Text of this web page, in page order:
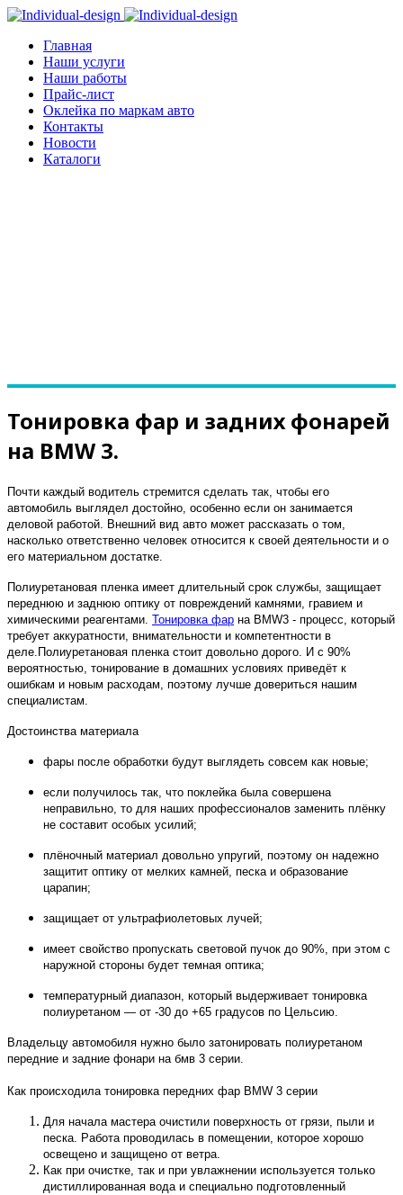
Главная
Наши услуги
Наши работы
Прайс-лист
Оклейка по маркам авто
Контакты
Новости
Каталоги
Тонировка фар и задних фонарей
на BMW 3.
Почти каждый водитель стремится сделать так, чтобы его
автомобиль выглядел достойно, особенно если он занимается
деловой работой. Внешний вид авто может рассказать о том,
насколько ответственно человек относится к своей деятельности и о
его материальном достатке.
Полиуретановая пленка имеет длительный срок службы, защищает
переднюю и заднюю оптику от повреждений камнями, гравием и
химическими реагентами. Тонировка фар на BMW3 - процесс, который
требует аккуратности, внимательности и компетентности в
деле. Полиуретановая пленка стоит довольно дорого. И с 90%
вероятностью, тонирование в домашних условиях приведёт к
ошибкам и новым расходам, поэтому лучше довериться нашим
специалистам.
Достоинства материала
фары после обработки будут выглядеть совсем как новые;
если получилось так, что поклейка была совершена
неправильно, то для наших профессионалов заменить плёнку
не составит особых усилий;
плёночный материал довольно упругий, поэтому он надежно
защитит оптику от мелких камней, песка и образование
царапин;
защищает от ультрафиолетовых лучей;
имеет свойство пропускать световой пучок до 90%, при этом с
наружной стороны будет темная оптика;
температурный диапазон, который выдерживает тонировка
полиуретаном — от -30 до +65 градусов по Цельсию.
Владельцу автомобиля нужно было затонировать полиуретаном
передние и задние фонари на бмв 3 серии.
Как происходила тонировка передних фар BMW 3 серии
Для начала мастера очистили поверхность от грязи, пыли и
песка. Работа проводилась в помещении, которое хорошо
освещено и защищено от ветра.
Как при очистке, так и при увлажнении используется только
дистиллированная вода и специально подготовленный